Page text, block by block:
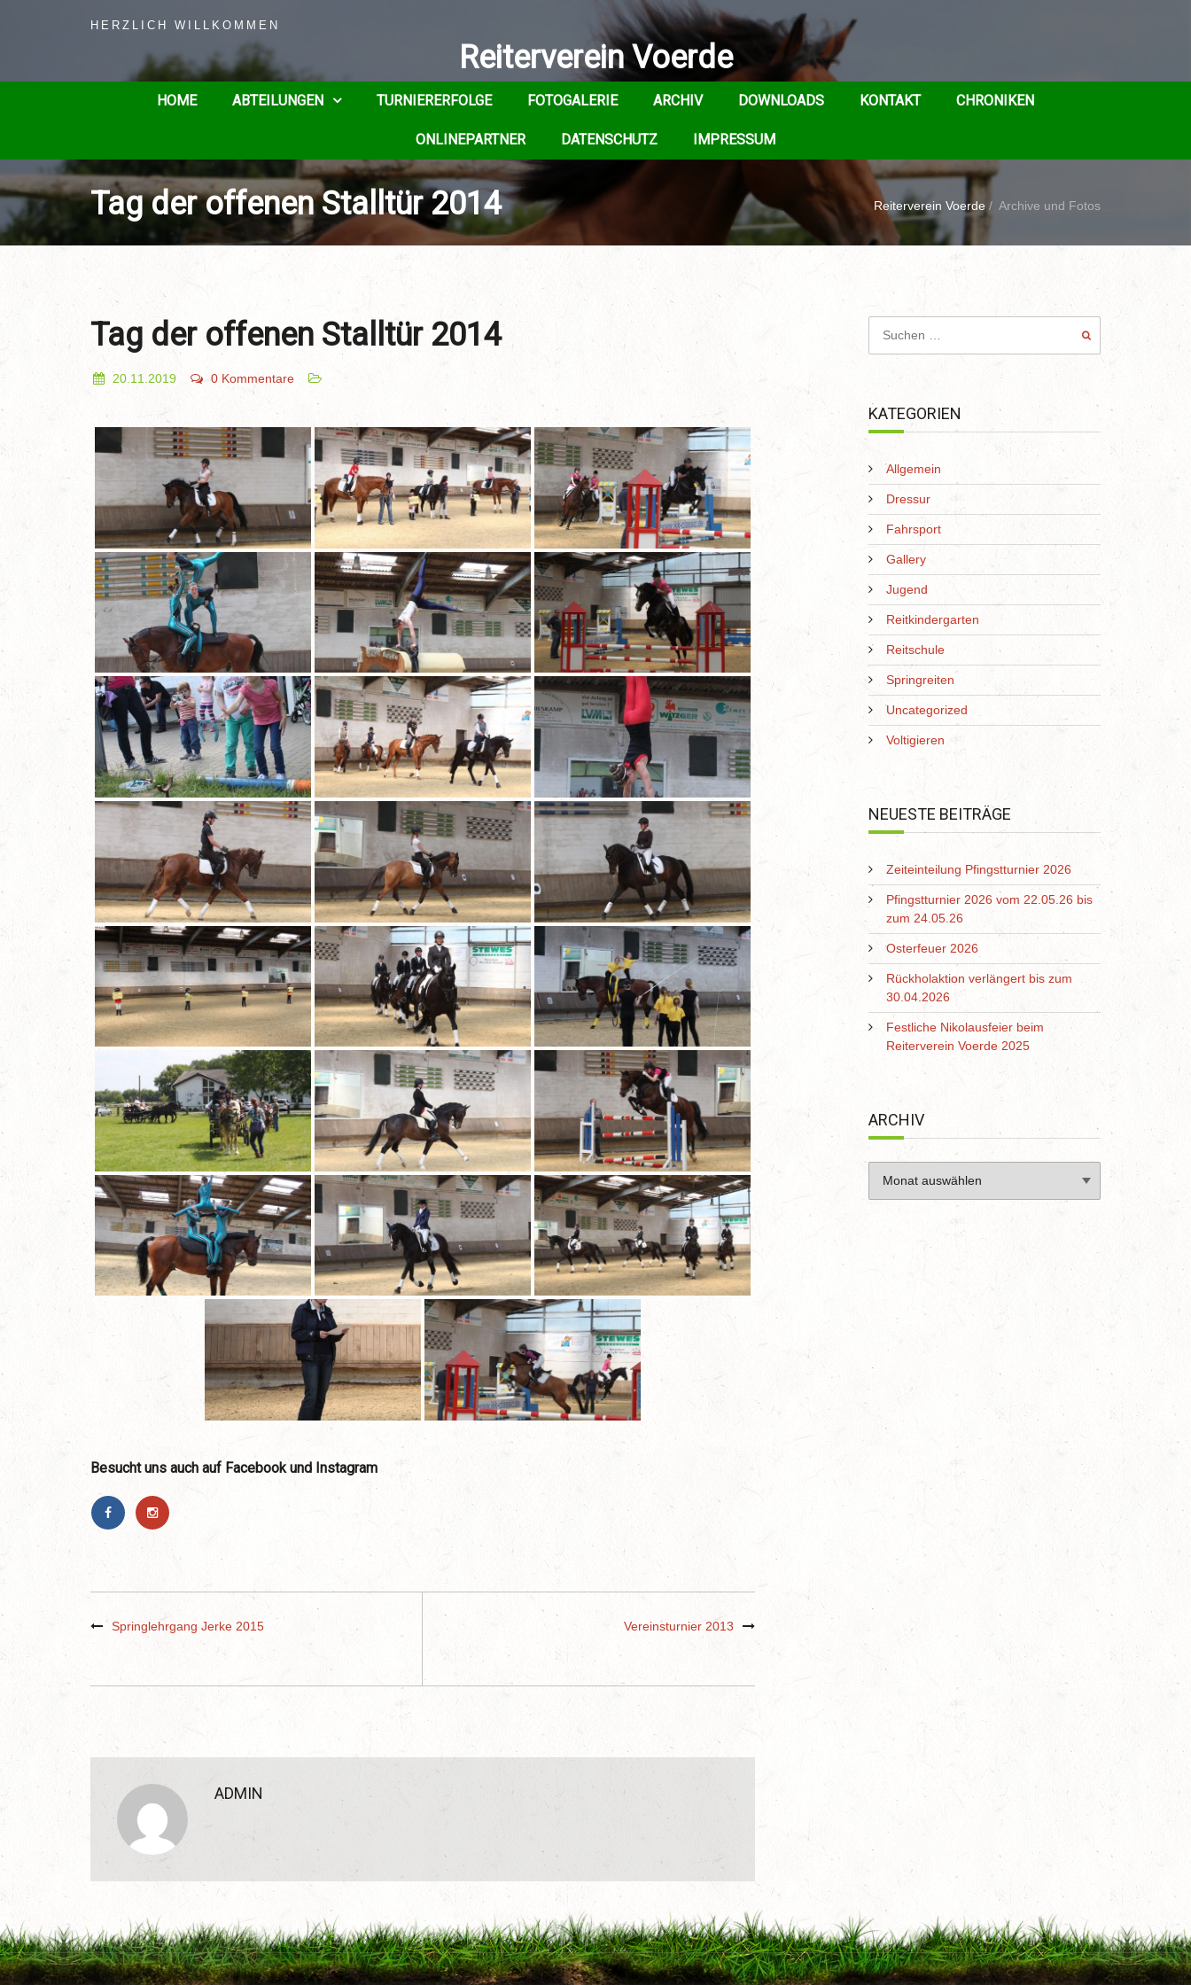
HERZLICH WILLKOMMEN
Reiterverein Voerde
HOME ABTEILUNGEN TURNIERERFOLGE FOTOGALERIE ARCHIV DOWNLOADS KONTAKT CHRONIKEN
ONLINEPARTNER DATENSCHUTZ IMPRESSUM
Tag der offenen Stalltür 2014 Reiterverein Voerde / Archive und Fotos
Tag der offenen Stalltür 2014
20.11.2019 0 Kommentare
Besucht uns auch auf Facebook und Instagram
Springlehrgang Jerke 2015 Vereinsturnier 2013
ADMIN
KATEGORIEN
Allgemein
Dressur
Fahrsport
Gallery
Jugend
Reitkindergarten
Reitschule
Springreiten
Uncategorized
Voltigieren
NEUESTE BEITRÄGE
Zeiteinteilung Pfingstturnier 2026
Pfingstturnier 2026 vom 22.05.26 bis
zum 24.05.26
Osterfeuer 2026
Rückholaktion verlängert bis zum
30.04.2026
Festliche Nikolausfeier beim
Reiterverein Voerde 2025
ARCHIV